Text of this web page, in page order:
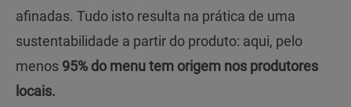
afinadas. Tudo isto resulta na prática de uma
sustentabilidade a partir do produto: aqui, pelo
menos 95% do menu tem origem nos produtores
locais.